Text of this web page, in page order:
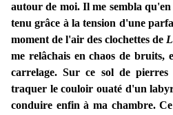
autour de moi. Il me sembla
tenu grâce à la tension d'une
moment de l'air des clochettes de
me relâchais en chaos de bruits,
carrelage. Sur ce sol de
traquer le couloir ouaté d'un
conduire enfin à ma chambre.